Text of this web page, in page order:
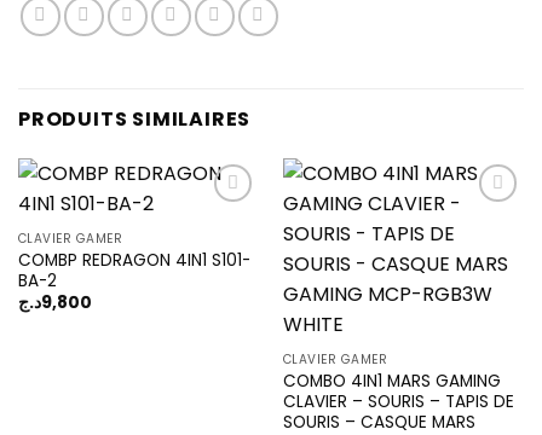
PRODUITS SIMILAIRES
CLAVIER GAMER
COMBP REDRAGON 4IN1 S101-
BA-2
9,800د.ج
Add to
wishlist
CLAVIER GAMER
COMBO 4IN1 MARS GAMING
CLAVIER – SOURIS – TAPIS DE
SOURIS – CASQUE MARS